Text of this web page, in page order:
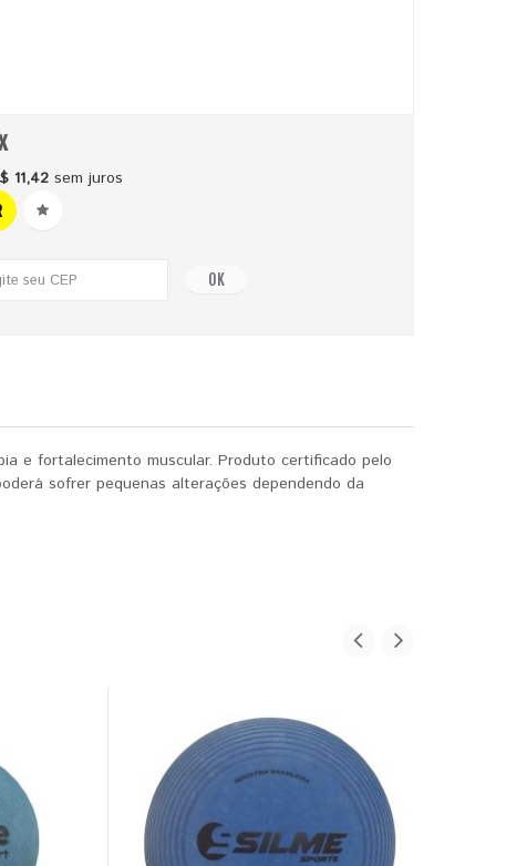
11,42sem juros
OK
e fortalecimento muscular. Produto certificado pelo
sofrer pequenas alterações dependendo da